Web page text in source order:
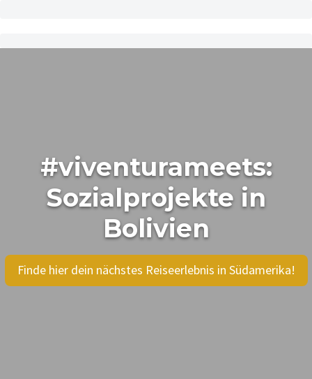
#viventurameets:
Sozialprojekte in
Bolivien
Finde hier dein nächstes Reiseerlebnis in Südamerika!